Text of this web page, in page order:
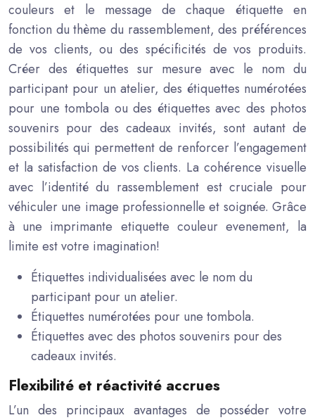
couleurs et le message de chaque étiquette en
fonction du thème du rassemblement, des préférences
de vos clients, ou des spécificités de vos produits.
Créer des étiquettes sur mesure avec le nom du
participant pour un atelier, des étiquettes numérotées
pour une tombola ou des étiquettes avec des photos
souvenirs pour des cadeaux invités, sont autant de
possibilités qui permettent de renforcer l’engagement
et la satisfaction de vos clients. La cohérence visuelle
avec l’identité du rassemblement est cruciale pour
véhiculer une image professionnelle et soignée. Grâce
à une imprimante etiquette couleur evenement, la
limite est votre imagination!
Étiquettes individualisées avec le nom du
participant pour un atelier.
Étiquettes numérotées pour une tombola.
Étiquettes avec des photos souvenirs pour des
cadeaux invités.
Flexibilité et réactivité accrues
L’un des principaux avantages de posséder votre